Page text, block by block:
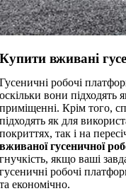
Купити вживані
Гусеничні робочі
оскільки вони підходять
приміщенні. Крім того,
підходять як для
покриттях, так і на
вживаної гусеничної
гнучкість, якщо ваші
гусеничні робочі
та економічно.